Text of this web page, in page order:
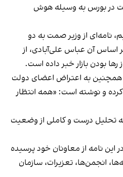
در بورس به وسیله هوش
نامه‌ای از وزیر صمت به دو
اساس آن عباس علی‌آبادی، از
بودن بازار خبر داده است.
همچنین به اعتراض اعضای دولت
و نوشته است: «همه انتظار
تحلیل درست و کاملی از وضعیت
نامه از معاونان خود پرسیده
انجمن‌ها، تعزیرات، سازمان